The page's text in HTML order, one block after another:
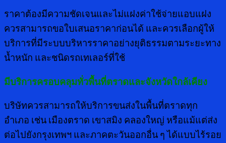
ราคาต้องมีความชัดเจนและไม่แฝงค่าใช้จ่ายแอบแฝง
ควรสามารถขอใบเสนอราคาก่อนได้ และควรเลือกผู้ให้
บริการที่มีระบบบริหารราคาอย่างยุติธรรมตามระยะทาง
น้ำหนัก และชนิดรถเทเลอร์ที่ใช้
มีบริการครอบคลุมทั่วพื้นที่ตราดและจังหวัดใกล้เคียง
บริษัทควรสามารถให้บริการขนส่งในพื้นที่ตราดทุก
อำเภอ เช่น เมืองตราด เขาสมิง คลองใหญ่ หรือแม้แต่ส่ง
ต่อไปยังกรุงเทพฯ และภาคตะวันออกอื่น ๆ ได้แบบไร้รอย